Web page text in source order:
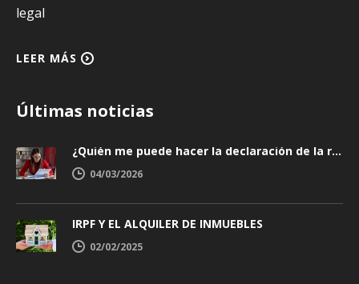
legal
LEER MÁS
Últimas noticias
¿Quién me puede hacer la declaración de la renta y cómo elegir bien?
04/03/2026
IRPF Y EL ALQUILER DE INMUEBLES
02/02/2025